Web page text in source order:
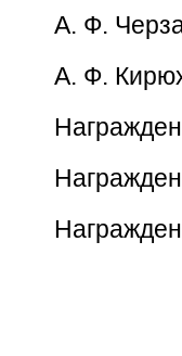
А. Ф.
А. Ф.